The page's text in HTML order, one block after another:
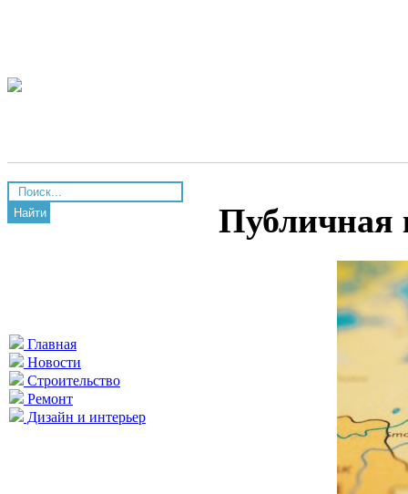
Найти
Главная
Новости
Строительство
Ремонт
Дизайн и интерьер
Публичная